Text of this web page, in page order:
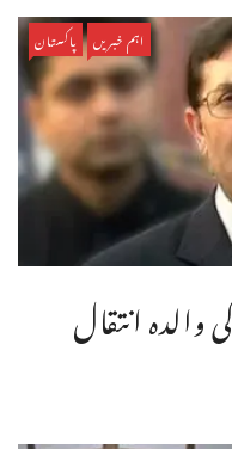
اہم خبریں پاکستان
والدہ انتقال